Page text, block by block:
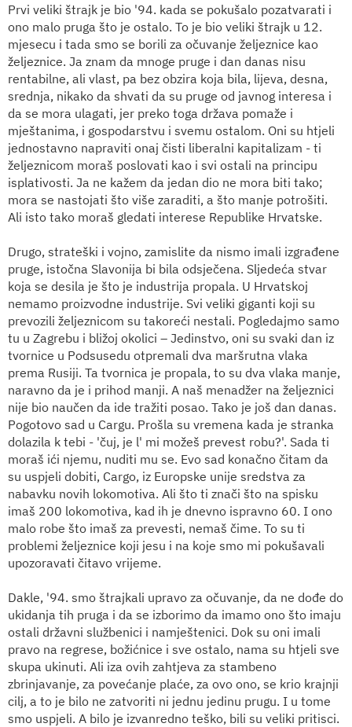
Prvi veliki štrajk je bio '94. kada se pokušalo pozatvarati i
ono malo pruga što je ostalo. To je bio veliki štrajk u 12.
mjesecu i tada smo se borili za očuvanje željeznice kao
željeznice. Ja znam da mnoge pruge i dan danas nisu
rentabilne, ali vlast, pa bez obzira koja bila, lijeva, desna,
srednja, nikako da shvati da su pruge od javnog interesa i
da se mora ulagati, jer preko toga država pomaže i
mještanima, i gospodarstvu i svemu ostalom. Oni su htjeli
jednostavno napraviti onaj čisti liberalni kapitalizam - ti
željeznicom moraš poslovati kao i svi ostali na principu
isplativosti. Ja ne kažem da jedan dio ne mora biti tako;
mora se nastojati što više zaraditi, a što manje potrošiti.
Ali isto tako moraš gledati interese Republike Hrvatske.
Drugo, strateški i vojno, zamislite da nismo imali izgrađene
pruge, istočna Slavonija bi bila odsječena. Sljedeća stvar
koja se desila je što je industrija propala. U Hrvatskoj
nemamo proizvodne industrije. Svi veliki giganti koji su
prevozili željeznicom su takoreći nestali. Pogledajmo samo
tu u Zagrebu i bližoj okolici – Jedinstvo, oni su svaki dan iz
tvornice u Podsusedu otpremali dva maršrutna vlaka
prema Rusiji. Ta tvornica je propala, to su dva vlaka manje,
naravno da je i prihod manji. A naš menadžer na željeznici
nije bio naučen da ide tražiti posao. Tako je još dan danas.
Pogotovo sad u Cargu. Prošla su vremena kada je stranka
dolazila k tebi - 'čuj, je l' mi možeš prevest robu?'. Sada ti
moraš ići njemu, nuditi mu se. Evo sad konačno čitam da
su uspjeli dobiti, Cargo, iz Europske unije sredstva za
nabavku novih lokomotiva. Ali što ti znači što na spisku
imaš 200 lokomotiva, kad ih je dnevno ispravno 60. I ono
malo robe što imaš za prevesti, nemaš čime. To su ti
problemi željeznice koji jesu i na koje smo mi pokušavali
upozoravati čitavo vrijeme.
Dakle, '94. smo štrajkali upravo za očuvanje, da ne dođe do
ukidanja tih pruga i da se izborimo da imamo ono što imaju
ostali državni službenici i namještenici. Dok su oni imali
pravo na regrese, božićnice i sve ostalo, nama su htjeli sve
skupa ukinuti. Ali iza ovih zahtjeva za stambeno
zbrinjavanje, za povećanje plaće, za ovo ono, se krio krajnji
cilj, a to je bilo ne zatvoriti ni jednu jedinu prugu. I u tome
smo uspjeli. A bilo je izvanredno teško, bili su veliki pritisci.